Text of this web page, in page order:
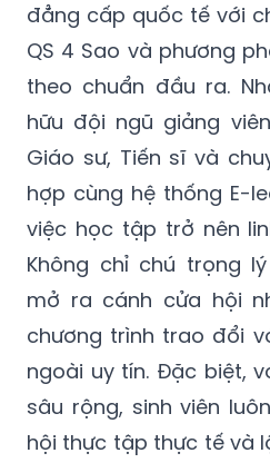
đẳng cấp quốc tế với
QS 4 Sao và phương
theo chuẩn đầu ra.
hữu đội ngũ giảng
Giáo sư, Tiến sĩ và
hợp cùng hệ thống E-
việc học tập trở nên
Không chỉ chú trọng
mở ra cánh cửa hội
chương trình trao đổi
ngoài uy tín. Đặc biệt,
sâu rộng, sinh viên
hội thực tập thực tế và